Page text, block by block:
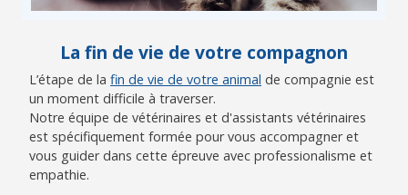
La fin de vie de votre compagnon
L’étape de la fin de vie de votre animal de compagnie est
un moment difficile à traverser.
Notre équipe de vétérinaires et d'assistants vétérinaires
est spécifiquement formée pour vous accompagner et
vous guider dans cette épreuve avec professionalisme et
empathie.